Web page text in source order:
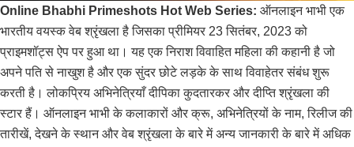
Online Bhabhi Primeshots Hot Web Series: ऑनलाइन भाभी एक
भारतीय वयस्क वेब श्रृंखला है जिसका प्रीमियर 23 सितंबर, 2023 को
प्राइमशॉट्स ऐप पर हुआ था। यह एक निराश विवाहित महिला की कहानी है जो
अपने पति से नाखुश है और एक सुंदर छोटे लड़के के साथ विवाहेतर संबंध शुरू
करती है। लोकप्रिय अभिनेत्रियाँ दीपिका कुदतारकर और दीप्ति श्रृंखला की
स्टार हैं। ऑनलाइन भाभी के कलाकारों और क्रू, अभिनेत्रियों के नाम, रिलीज की
तारीखें, देखने के स्थान और वेब श्रृंखला के बारे में अन्य जानकारी के बारे में अधिक